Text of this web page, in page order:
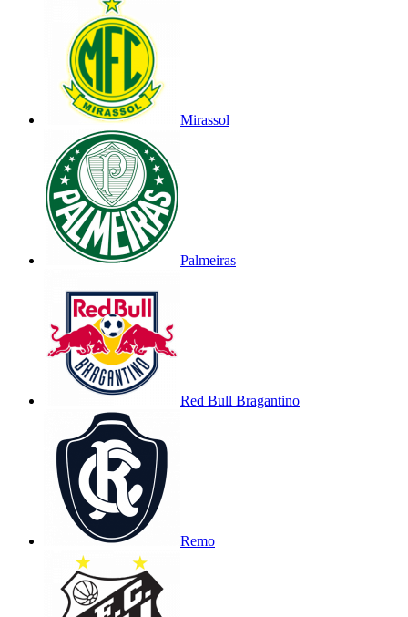
Mirassol
Palmeiras
Red Bull Bragantino
Remo